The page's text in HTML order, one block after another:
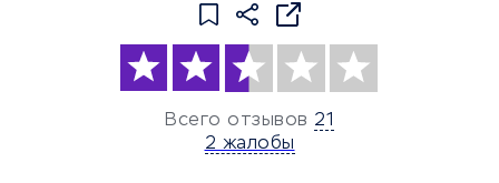
Всего отзывов 21
2 жалобы